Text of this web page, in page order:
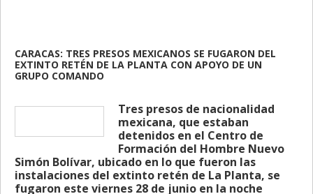
CARACAS: TRES PRESOS MEXICANOS SE FUGARON DEL
EXTINTO RETÉN DE LA PLANTA CON APOYO DE UN
GRUPO COMANDO
Tres presos de nacionalidad
mexicana, que estaban
detenidos en el Centro de
Formación del Hombre Nuevo
Simón Bolívar, ubicado en lo que fueron las
instalaciones del extinto retén de La Planta, se
fugaron este viernes 28 de junio en la noche